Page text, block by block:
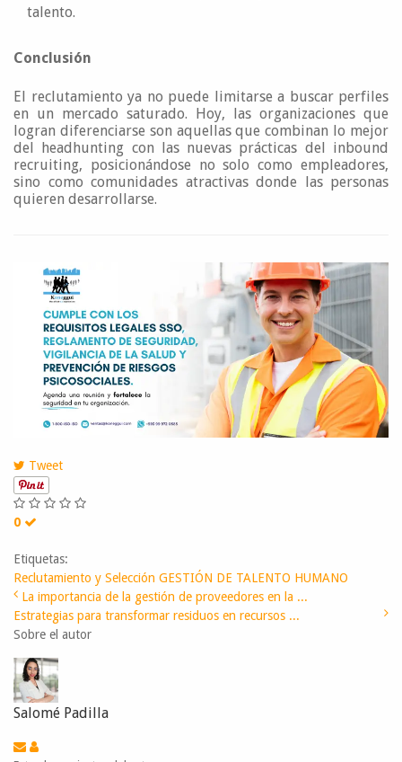
talento.
Conclusión
El reclutamiento ya no puede limitarse a buscar perfiles
en un mercado saturado. Hoy, las organizaciones que
logran diferenciarse son aquellas que combinan lo mejor
del headhunting con las nuevas prácticas del inbound
recruiting, posicionándose no solo como empleadores,
sino como comunidades atractivas donde las personas
quieren desarrollarse.
Tweet
0
Etiquetas:
Reclutamiento y Selección GESTIÓN DE TALENTO HUMANO
La importancia de la gestión de proveedores en la ...
Estrategias para transformar residuos en recursos ...
Sobre el autor
Salomé Padilla